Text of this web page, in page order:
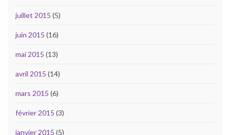
juillet 2015 (5)
juin 2015 (16)
mai 2015 (13)
avril 2015 (14)
mars 2015 (6)
février 2015 (3)
janvier 2015 (5)